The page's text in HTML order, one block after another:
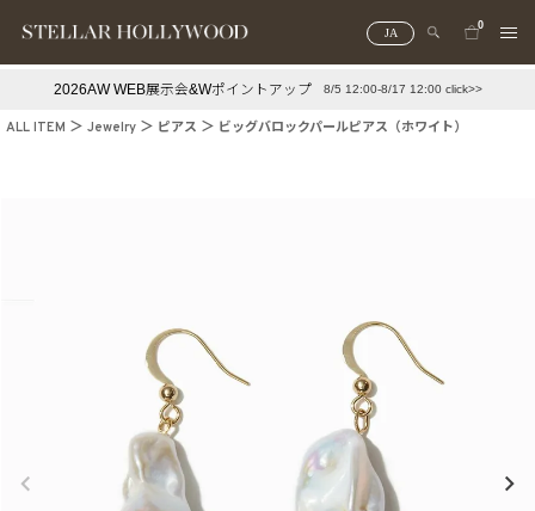
JA
0
2026AW WEB展示会&Wポイントアップ 8/5 12:00-8/17 12:00 click>>
ALL ITEM Jewelry ピアス ビッグバロックパールピアス（ホワイト）